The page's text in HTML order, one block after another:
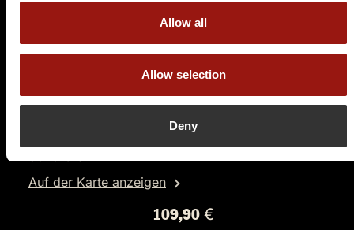
Allow all
Allow selection
Deny
04.03.2027 19:00 Uhr
8076 Graz
Auf der Karte anzeigen
109,90 €